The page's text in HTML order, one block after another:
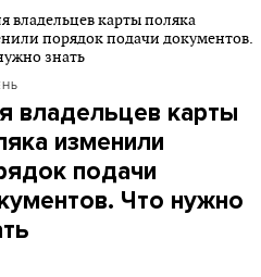
владельцев карты
изменили
подачи
Что нужно